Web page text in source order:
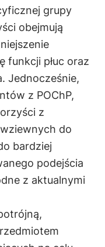
grupy
obejmują
funkcji płuc oraz
Jednocześnie,
z POChP,
z
do
bardziej
podejścia
z aktualnymi